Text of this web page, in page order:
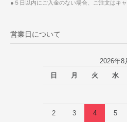
●５日以内にご入金のない場合、ご注文はキ
営業日について
2026年8
日
月 火 水
2 3 4 5